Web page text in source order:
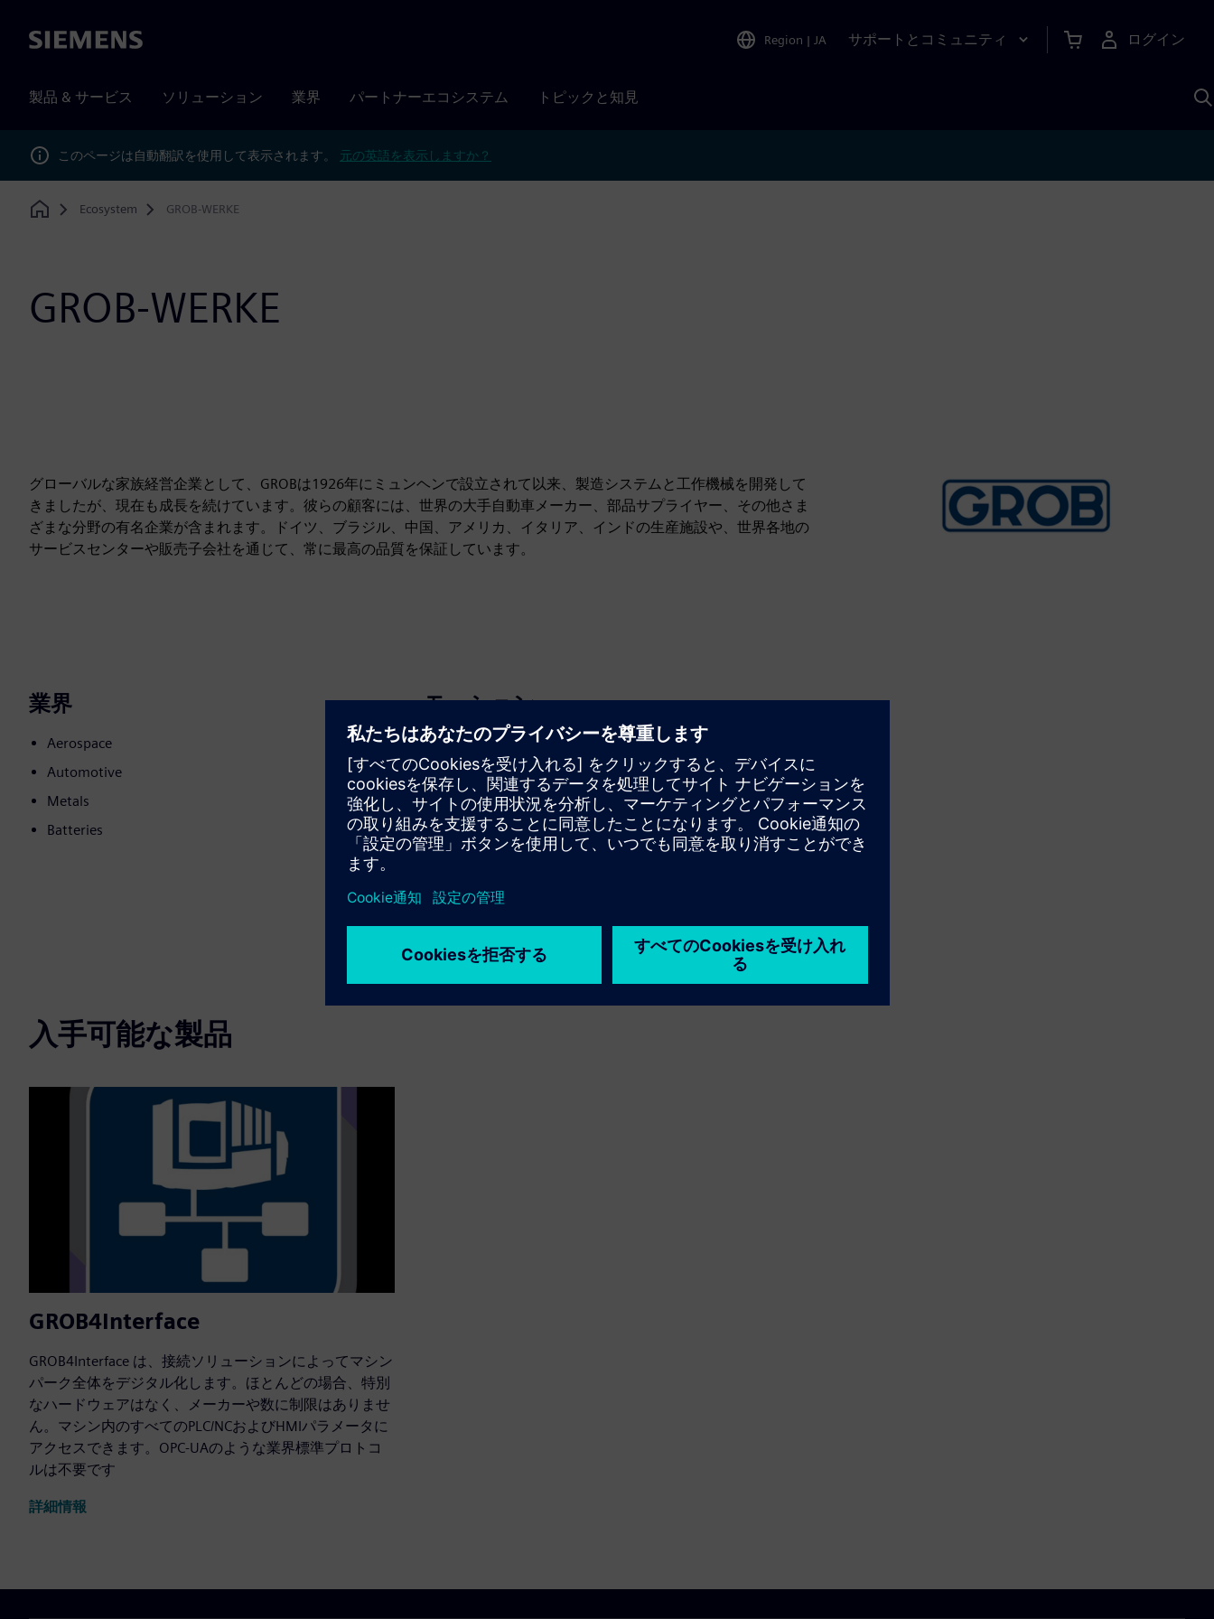
Siemens Region | JA サポートとコミュニティ ログイン
製品 & サービス ソリューション 業界 パートナーエコシステム トピックと知見
このページは自動翻訳を使用して表示されます。 元の英語を表示しますか？
Home
Ecosystem GROB-WERKE
GROB-WERKE
グローバルな家族経営企業として、GROBは1926年にミュンヘンで設立されて以来、製造システムと工作機械を開発して
きましたが、現在も成長を続けています。彼らの顧客には、世界の大手自動車メーカー、部品サプライヤー、その他さま
ざまな分野の有名企業が含まれます。ドイツ、ブラジル、中国、アメリカ、イタリア、インドの生産施設や、世界各地の
サービスセンターや販売子会社を通じて、常に最高の品質を保証しています。
業界
Aerospace
Automotive
Metals
Batteries
モーション
Build
新しい製品を作成してSiemens Xcelerator製品／ソリュ
ーションを拡張または構築するか、Siemens Xcelerator
製品と自社製品を統合して新たな顧客ソリューションを
創出する
Siemens Xceleratorでのソフトウェアおよびデジタル対
入手可能な製品
GROB4Interface
GROB4Interface は、接続ソリューションによってマシン
パーク全体をデジタル化します。ほとんどの場合、特別
なハードウェアはなく、メーカーや数に制限はありませ
ん。マシン内のすべてのPLC/NCおよびHMIパラメータに
アクセスできます。OPC-UAのような業界標準プロトコ
ルは不要です
詳細情報